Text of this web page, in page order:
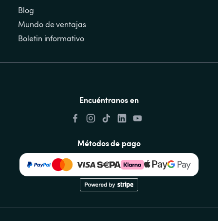
Blog
Mundo de ventajas
Boletin informativo
Encuéntranos en
Métodos de pago